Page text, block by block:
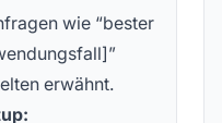
wie “bester
erwähnt.